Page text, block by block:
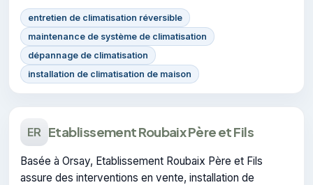
entretien de climatisation réversible
maintenance de système de climatisation
dépannage de climatisation
installation de climatisation de maison
ER Etablissement Roubaix Père et Fils
Basée à Orsay, Etablissement Roubaix Père et Fils
assure des interventions en vente, installation de